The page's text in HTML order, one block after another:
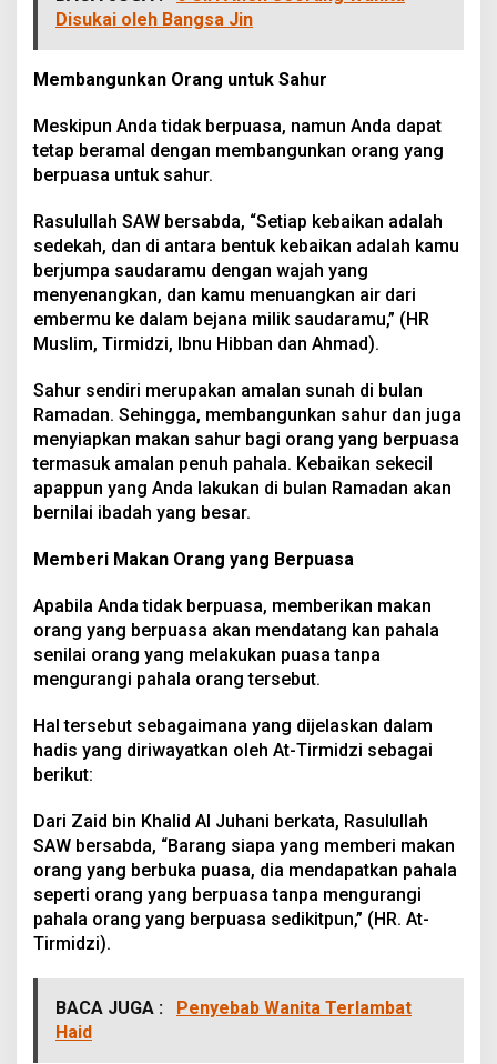
Disukai oleh Bangsa Jin
Membangunkan Orang untuk Sahur
Meskipun Anda tidak berpuasa, namun Anda dapat
tetap beramal dengan membangunkan orang yang
berpuasa untuk sahur.
Rasulullah SAW bersabda, “Setiap kebaikan adalah
sedekah, dan di antara bentuk kebaikan adalah kamu
berjumpa saudaramu dengan wajah yang
menyenangkan, dan kamu menuangkan air dari
embermu ke dalam bejana milik saudaramu,” (HR
Muslim, Tirmidzi, Ibnu Hibban dan Ahmad).
Sahur sendiri merupakan amalan sunah di bulan
Ramadan. Sehingga, membangunkan sahur dan juga
menyiapkan makan sahur bagi orang yang berpuasa
termasuk amalan penuh pahala. Kebaikan sekecil
apappun yang Anda lakukan di bulan Ramadan akan
bernilai ibadah yang besar.
Memberi Makan Orang yang Berpuasa
Apabila Anda tidak berpuasa, memberikan makan
orang yang berpuasa akan mendatang kan pahala
senilai orang yang melakukan puasa tanpa
mengurangi pahala orang tersebut.
Hal tersebut sebagaimana yang dijelaskan dalam
hadis yang diriwayatkan oleh At-Tirmidzi sebagai
berikut:
Dari Zaid bin Khalid Al Juhani berkata, Rasulullah
SAW bersabda, “Barang siapa yang memberi makan
orang yang berbuka puasa, dia mendapatkan pahala
seperti orang yang berpuasa tanpa mengurangi
pahala orang yang berpuasa sedikitpun,” (HR. At-
Tirmidzi).
BACA JUGA :
Penyebab Wanita Terlambat
Haid